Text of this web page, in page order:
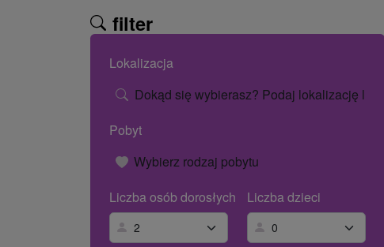
filter
Lokalizacja
Dokąd się wybierasz? Podaj lokalizację lub
Pobyt
Wybierz rodzaj pobytu
Liczba osób dorosłych
Liczba dzieci